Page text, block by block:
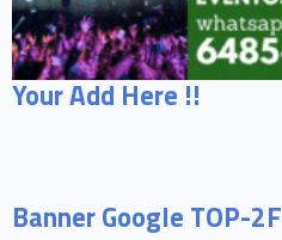
Your Add Here !!
Banner Google TOP-2F